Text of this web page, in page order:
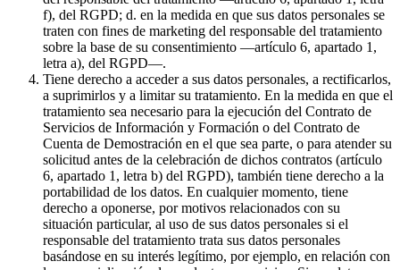
f), del RGPD; d. en la medida en que sus datos personales se
traten con fines de marketing del responsable del tratamiento
sobre la base de su consentimiento —artículo 6, apartado 1,
letra a), del RGPD—.
Tiene derecho a acceder a sus datos personales, a rectificarlos,
a suprimirlos y a limitar su tratamiento. En la medida en que el
tratamiento sea necesario para la ejecución del Contrato de
Servicios de Información y Formación o del Contrato de
Cuenta de Demostración en el que sea parte, o para atender su
solicitud antes de la celebración de dichos contratos (artículo
6, apartado 1, letra b) del RGPD), también tiene derecho a la
portabilidad de los datos. En cualquier momento, tiene
derecho a oponerse, por motivos relacionados con su
situación particular, al uso de sus datos personales si el
responsable del tratamiento trata sus datos personales
basándose en su interés legítimo, por ejemplo, en relación con